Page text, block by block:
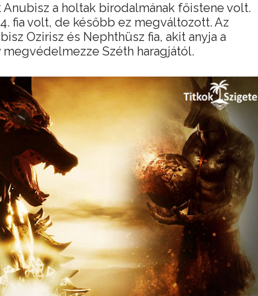
a holtak birodalmának főistene volt.
fia volt, de később ez megváltozott. Az
Ozirisz és Nephthüsz fia, akit anyja a
Széth haragjától.